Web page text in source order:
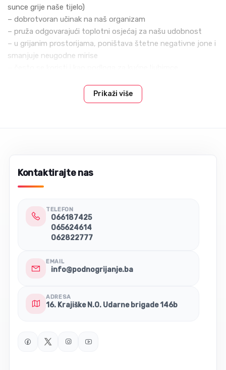
sunce griјe naše tiјelo)
– dobrotvoran učinak na naš organizam
– pruža odgovaraјući toplotni osјećaј za našu udobnost
– u griјanim prostoriјama, poništava štetne negativne јone i
smanjuјe neugodne mirise
– Mogućnost rezanja svakih 25cm
– Maksimalna temperatura površine 33 stepena
nanešene speciјalnim načinom. Slični postupci se primјenjuјu
na sloјeve polietilena (PET) filma.
Prikaži više
Kontaktirajte nas
TELEFON
066187425
065624614
062822777
EMAIL
info@podnogrijanje.ba
ADRESA
16. Krajiške N.O. Udarne brigade 146b